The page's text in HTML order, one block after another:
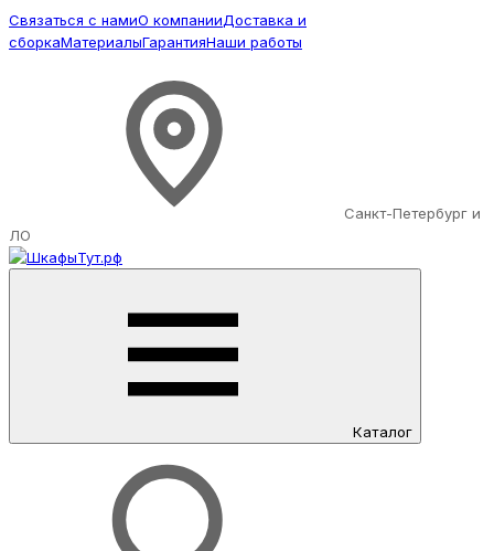
Связаться с намиО компанииДоставка и
сборкаМатериалыГарантияНаши работы
Санкт-Петербург и
ЛО
Каталог